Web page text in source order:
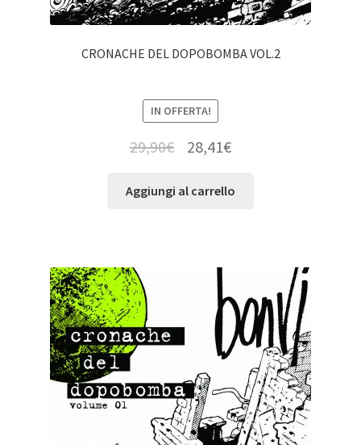
CRONACHE DEL DOPOBOMBA VOL.2
IN OFFERTA!
29,90€ 28,41€
Aggiungi al carrello